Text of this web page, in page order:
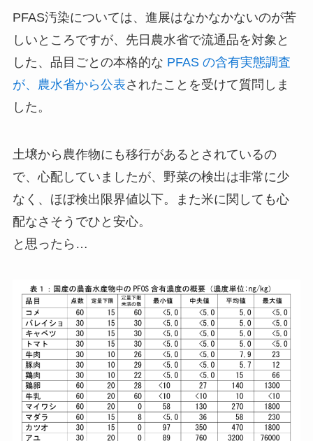
PFAS汚染については、進展はなかなかないのが苦
しいところですが、先日農水省で流通品を対象と
した、品目ごとの本格的な PFAS の含有実態調査
が、農水省から公表されたことを受けて質問しま
した。
土壌から農作物にも移行があるとされているの
で、心配していましたが、野菜の検出は非常に少
なく、ほぼ検出限界値以下。また米に関しても心
配なさそうでひと安心。
と思ったら…